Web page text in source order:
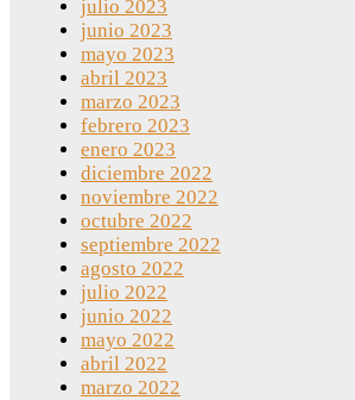
julio 2023
junio 2023
mayo 2023
abril 2023
marzo 2023
febrero 2023
enero 2023
diciembre 2022
noviembre 2022
octubre 2022
septiembre 2022
agosto 2022
julio 2022
junio 2022
mayo 2022
abril 2022
marzo 2022